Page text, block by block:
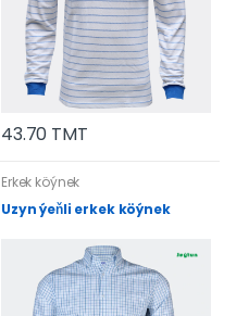
43.70 TMT
Erkek köýnek
Uzyn ýeňli erkek köýnek